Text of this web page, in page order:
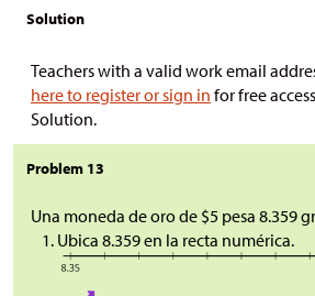
Solution
Teachers with a valid work email
here to register or sign in for free
Solution.
Problem 13
Una moneda de oro de $5 pesa 8.359
Ubica 8.359 en la recta numérica.